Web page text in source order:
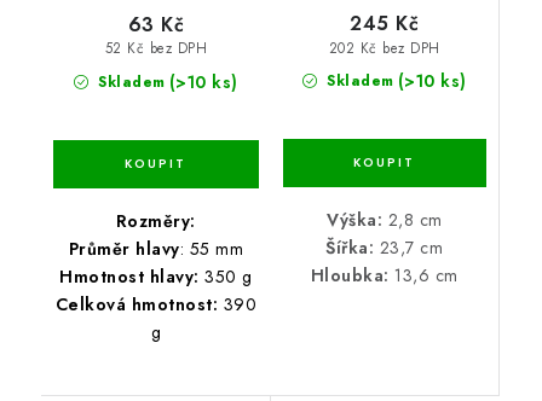
Skladem (>10 ks)
52 Kč bez DPH
63 Kč
Rozměry:
Průměr hlavy: 55 mm
Hmotnost hlavy: 350 g
Celková hmotnost: 390
g
Skladem (>10 ks)
202 Kč bez DPH
245 Kč
Výška: 2,8 cm
Šířka: 23,7 cm
Hloubka: 13,6 cm